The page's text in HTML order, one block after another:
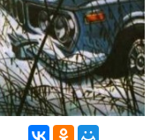
27:58
30:52
24:38